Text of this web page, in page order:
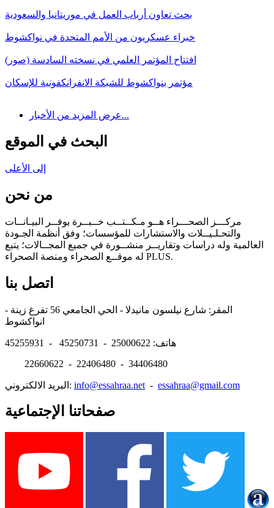
بحث تعاون أرباب العمل في موريتانيا والسعودية
خبراء عسكريون من الأمم المتحدة في نواكشوط
افتتاح المؤتمر العلمي في نسخته السادسة (صور)
مؤتمر بنواكشوط للشبكة الانفرانكفونية للإسكان
عرض المزيد من الأخبار...
البحث في الموقع
إلى الأعلى
من نحن
مركـــز الصحـــراء هــو مـكــتــب خــبــرة يوفــر البيـانــات
والتحـلـيــلات والاستشارات للمؤسسات؛ وفق أنظمة الجـودة
العالمية وله دراسات وتقاريــر منشــورة في جميع المجــالات؛ يتبع
له موقــع الصحراء ومنصة الصحراء PLUS.
اتصل بنا
المقر: شارع نيلسون مانيدلا - الحي الجامعي 56 تفرغ زينة -
هاتف: 25000622 - 45250731 - 45255931
22660622 - 22406480 - 34406480
البريد الالكتروني: info@essahraa.net - essahraa@gmail.com
صفحاتنا الإجتماعية